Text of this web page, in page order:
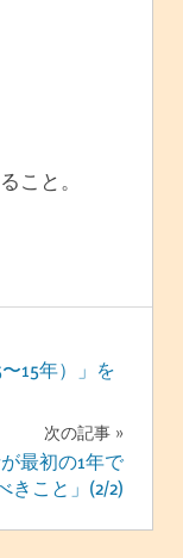
こと。
15年）」を
次の記事
最初の1年で
きこと」(2/2)